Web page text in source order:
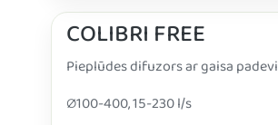
COLIBRI FREE
Pieplūdes difuzors ar gaisa padevi
∅100-400, 15-230 l/s